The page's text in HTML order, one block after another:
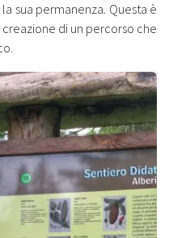
sua permanenza. Questa è
di un percorso che